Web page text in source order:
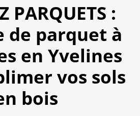
PARQUETS :
de parquet à
en Yvelines
vos sols
bois